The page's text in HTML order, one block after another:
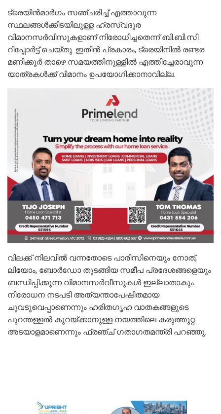
ട്രെയിൻമാര്‍ഗം സഞ്ചരിച്ച്‌ എത്താവുന്ന
സ്ഥലങ്ങള്‍ക്കിടയിലുള്ള ഹ്രസ്വദൂര
വിമാനസര്‍വീസുകളാണ് നിരോധിച്ചതെന്ന് ബി.ബി.സി.
റിപ്പോര്‍ട്ട് ചെയ്തു. ഇതിൻ പ്രകാരം, ട്രെയിനില്‍ രണ്ടര
മണിക്കൂര്‍ താഴെ സമയത്തിനുള്ളില്‍ എത്തിച്ചേരാവുന്ന
യാത്രകള്‍ക്ക് വിമാനം ഉപയോഗിക്കാനാവില്ല.
വിലക്ക് നിലവില്‍ വന്നതോടെ പാരീസിനെയും നോത്,
ലിയോം, ബോര്‍ഡോ തുടങ്ങിയ സമീപ പ്രദേശങ്ങളെയും
ബന്ധിപ്പിക്കുന്ന വിമാനസര്‍വീസുകള്‍ ഇല്ലാതാകും.
നിരോധന നടപടി അത്യന്താപേഷിതമായ
ചുവടുവെപ്പാണെന്നും ഹരിതഗൃഹ വാതകങ്ങളുടെ
പുറന്തള്ളല്‍ കുറയ്ക്കാനുള്ള നയത്തിലെ കരുത്തുറ്റ
അടയാളമാണെന്നും ഫ്രഞ്ച് ഗതാഗതമന്ത്രി പറഞ്ഞു.